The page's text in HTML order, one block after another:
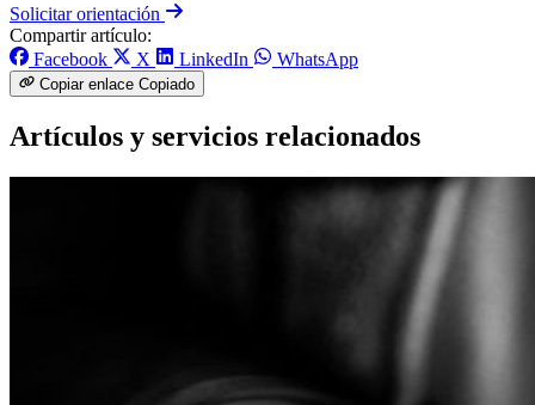
Solicitar orientación
Compartir artículo:
Facebook
X LinkedIn WhatsApp
Copiar enlace Copiado
Artículos y servicios relacionados